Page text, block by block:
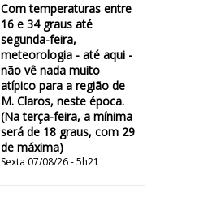
Com temperaturas entre
16 e 34 graus até
segunda-feira,
meteorologia - até aqui -
não vê nada muito
atípico para a região de
M. Claros, neste época.
(Na terça-feira, a mínima
será de 18 graus, com 29
de máxima)
Sexta 07/08/26 - 5h21